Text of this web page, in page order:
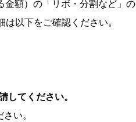
金額）の「リボ・分割など」の
以下をご確認ください。
てください。
い。